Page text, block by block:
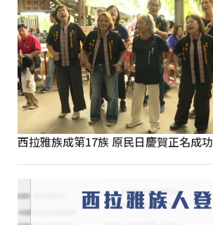
西拉雅族成第17族 原民日慶賀正名成功